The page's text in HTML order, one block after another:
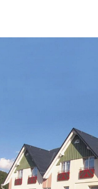
gratis gebruik van
locatie voor een